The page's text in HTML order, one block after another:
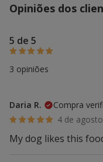
Opiniões dos
5 de 5
3 opiniões
100% das pessoas
Daria R.
Compra
4 de
My dog likes this